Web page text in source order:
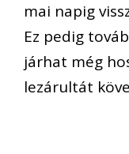
mai napig
Ez pedig
járhat még
lezárultát